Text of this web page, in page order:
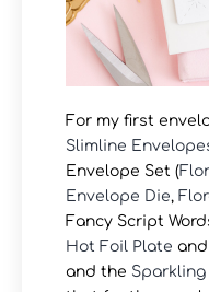
For my first
Slimline
Envelope Set (
Envelope Die,
Fancy Script
Hot Foil Plate and
and the